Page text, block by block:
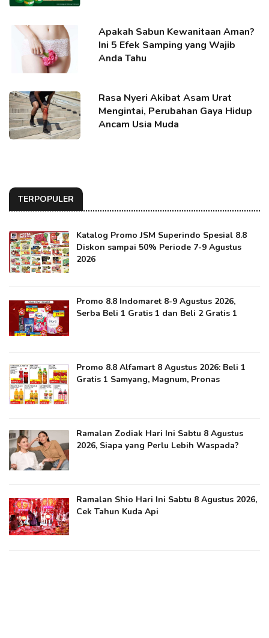
Apakah Sabun Kewanitaan Aman?
Ini 5 Efek Samping yang Wajib
Anda Tahu
Rasa Nyeri Akibat Asam Urat
Mengintai, Perubahan Gaya Hidup
Ancam Usia Muda
TERPOPULER
Katalog Promo JSM Superindo Spesial 8.8
Diskon sampai 50% Periode 7-9 Agustus
2026
Promo 8.8 Indomaret 8-9 Agustus 2026,
Serba Beli 1 Gratis 1 dan Beli 2 Gratis 1
Promo 8.8 Alfamart 8 Agustus 2026: Beli 1
Gratis 1 Samyang, Magnum, Pronas
Ramalan Zodiak Hari Ini Sabtu 8 Agustus
2026, Siapa yang Perlu Lebih Waspada?
Ramalan Shio Hari Ini Sabtu 8 Agustus 2026,
Cek Tahun Kuda Api